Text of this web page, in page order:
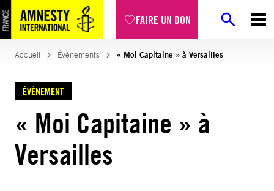
FAIRE UN DON
Accueil Évènements « Moi Capitaine » à Versailles
ÉVÈNEMENT
« Moi Capitaine » à
Versailles